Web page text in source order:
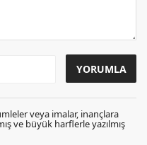
veya imalar, inançlara
ve büyük harflerle yazılmış